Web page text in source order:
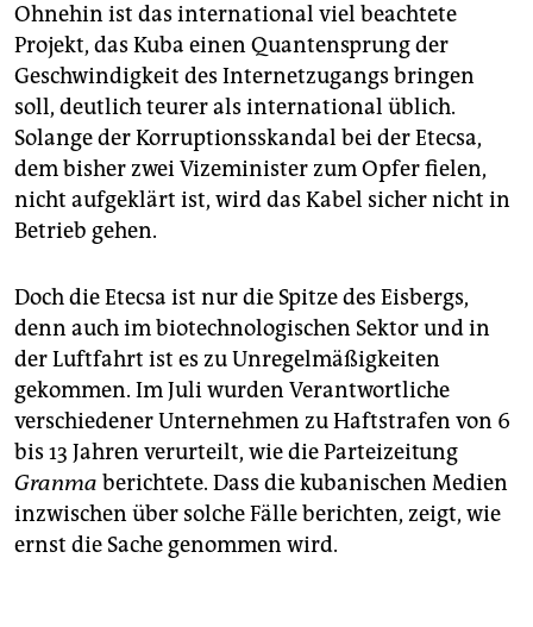
Ohnehin ist das international viel beachtete
Projekt, das Kuba einen Quantensprung der
Geschwindigkeit des Internetzugangs bringen
soll, deutlich teurer als international üblich.
Solange der Korruptionsskandal bei der Etecsa,
dem bisher zwei Vizeminister zum Opfer fielen,
nicht aufgeklärt ist, wird das Kabel sicher nicht in
Betrieb gehen.
Doch die Etecsa ist nur die Spitze des Eisbergs,
denn auch im biotechnologischen Sektor und in
der Luftfahrt ist es zu Unregelmäßigkeiten
gekommen. Im Juli wurden Verantwortliche
verschiedener Unternehmen zu Haftstrafen von 6
bis 13 Jahren verurteilt, wie die Parteizeitung
Granma berichtete. Dass die kubanischen Medien
inzwischen über solche Fälle berichten, zeigt, wie
ernst die Sache genommen wird.